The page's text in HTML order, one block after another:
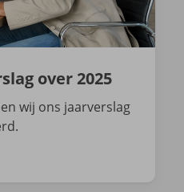
over 2025
wij ons jaarverslag